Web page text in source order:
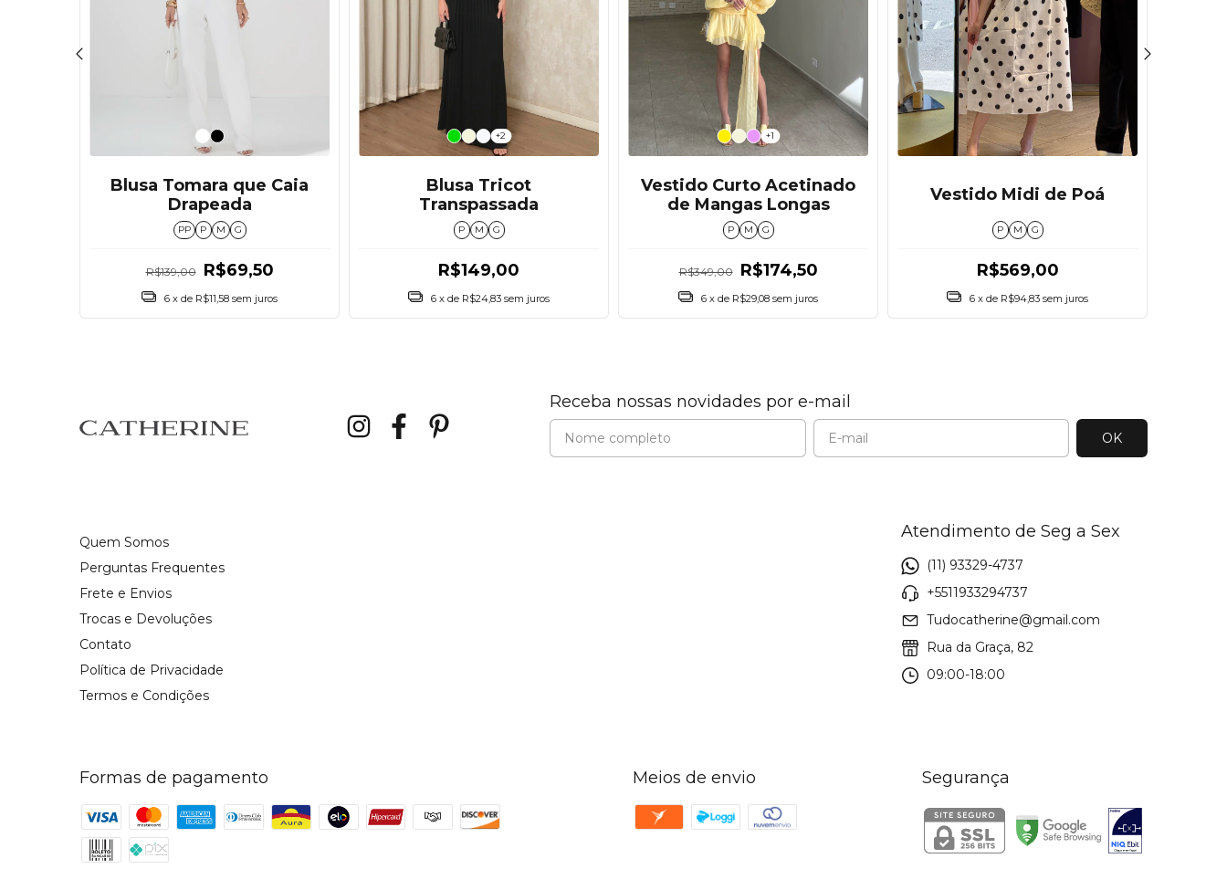
Blusa Tomara que Caia
Drapeada
PP P M G
R$139,00 R$69,50
6 x de R$11,58 sem juros
+2
Blusa Tricot
Transpassada
P M G
R$149,00
6 x de R$24,83 sem juros
+1
Vestido Curto Acetinado
de Mangas Longas
P M G
R$349,00 R$174,50
6 x de R$29,08 sem juros
Vestido Midi de Poá
P M G
R$569,00
6 x de R$94,83 sem juros
Receba nossas novidades por e-mail
Quem Somos
Perguntas Frequentes
Frete e Envios
Trocas e Devoluções
Contato
Política de Privacidade
Termos e Condições
Atendimento de Seg a Sex
(11) 93329-4737
+5511933294737
Tudocatherine@gmail.com
Rua da Graça, 82
09:00-18:00
Formas de pagamento Meios de envio Segurança